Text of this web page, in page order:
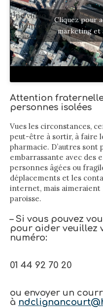
Une vidéo
aérienne de
l’église
Cliquez pour
marketing et
Attention
personnes isolées
Vues les circonstances,
peut-être à sortir, à faire
pharmacie. D’autres sont
embarrassante avec des
personnes âgées ou
déplacements et les
internet, mais aimeraient
paroisse.
– Si vous pouvez
pour aider veuillez
numéro:
01 44 92 70 20
ou envoyer un
à